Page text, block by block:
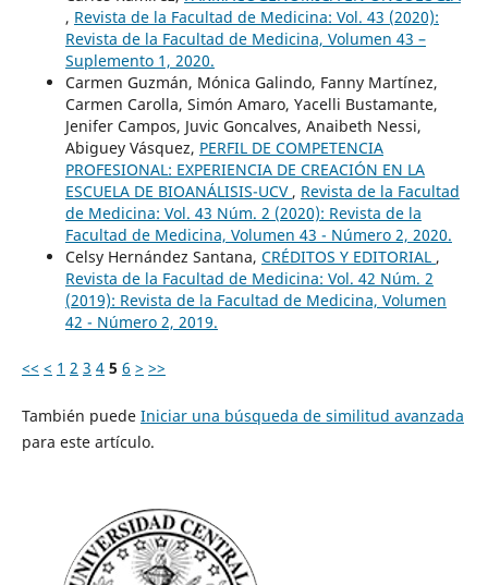
, Revista de la Facultad de Medicina: Vol. 43 (2020):
Revista de la Facultad de Medicina, Volumen 43 –
Suplemento 1, 2020.
Carmen Guzmán, Mónica Galindo, Fanny Martínez,
Carmen Carolla, Simón Amaro, Yacelli Bustamante,
Jenifer Campos, Juvic Goncalves, Anaibeth Nessi,
Abiguey Vásquez, PERFIL DE COMPETENCIA
PROFESIONAL: EXPERIENCIA DE CREACIÓN EN LA
ESCUELA DE BIOANÁLISIS-UCV , Revista de la Facultad
de Medicina: Vol. 43 Núm. 2 (2020): Revista de la
Facultad de Medicina, Volumen 43 - Número 2, 2020.
Celsy Hernández Santana, CRÉDITOS Y EDITORIAL ,
Revista de la Facultad de Medicina: Vol. 42 Núm. 2
(2019): Revista de la Facultad de Medicina, Volumen
42 - Número 2, 2019.
<< < 1 2 3 4 5 6 > >>
También puede Iniciar una búsqueda de similitud avanzada
para este artículo.